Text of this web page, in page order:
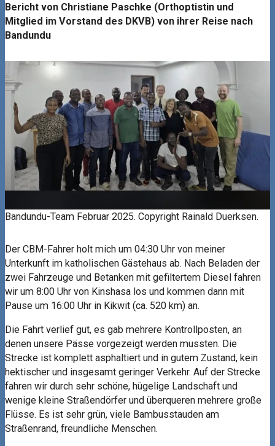
Bericht von Christiane Paschke (Orthoptistin und
Mitglied im Vorstand des DKVB) von ihrer Reise nach
Bandundu
Bandundu-Team Februar 2025. Copyright Rainald Duerksen.
Der CBM-Fahrer holt mich um 04:30 Uhr von meiner
Unterkunft im katholischen Gästehaus ab. Nach Beladen der
zwei Fahrzeuge und Betanken mit gefiltertem Diesel fahren
wir um 8:00 Uhr von Kinshasa los und kommen dann mit
Pause um 16:00 Uhr in Kikwit (ca. 520 km) an.
Die Fahrt verlief gut, es gab mehrere Kontrollposten, an
denen unsere Pässe vorgezeigt werden mussten. Die
Strecke ist komplett asphaltiert und in gutem Zustand, kein
hektischer und insgesamt geringer Verkehr. Auf der Strecke
fahren wir durch sehr schöne, hügelige Landschaft und
wenige kleine Straßendörfer und überqueren mehrere große
Flüsse. Es ist sehr grün, viele Bambusstauden am
Straßenrand, freundliche Menschen.